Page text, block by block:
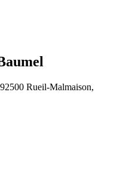
Rueil-Malmaison,